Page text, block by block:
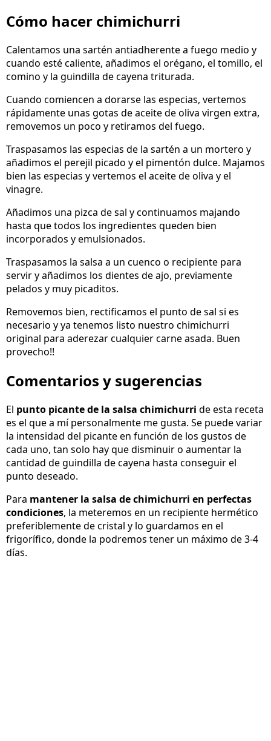
Cómo hacer chimichurri
Calentamos una sartén antiadherente a fuego medio y
cuando esté caliente, añadimos el orégano, el tomillo, el
comino y la guindilla de cayena triturada.
Cuando comiencen a dorarse las especias, vertemos
rápidamente unas gotas de aceite de oliva virgen extra,
removemos un poco y retiramos del fuego.
Traspasamos las especias de la sartén a un mortero y
añadimos el perejil picado y el pimentón dulce. Majamos
bien las especias y vertemos el aceite de oliva y el
vinagre.
Añadimos una pizca de sal y continuamos majando
hasta que todos los ingredientes queden bien
incorporados y emulsionados.
Traspasamos la salsa a un cuenco o recipiente para
servir y añadimos los dientes de ajo, previamente
pelados y muy picaditos.
Removemos bien, rectificamos el punto de sal si es
necesario y ya tenemos listo nuestro chimichurri
original para aderezar cualquier carne asada. Buen
provecho!!
Comentarios y sugerencias
El punto picante de la salsa chimichurri de esta receta
es el que a mí personalmente me gusta. Se puede variar
la intensidad del picante en función de los gustos de
cada uno, tan solo hay que disminuir o aumentar la
cantidad de guindilla de cayena hasta conseguir el
punto deseado.
Para mantener la salsa de chimichurri en perfectas
condiciones, la meteremos en un recipiente hermético
preferiblemente de cristal y lo guardamos en el
frigorífico, donde la podremos tener un máximo de 3-4
días.